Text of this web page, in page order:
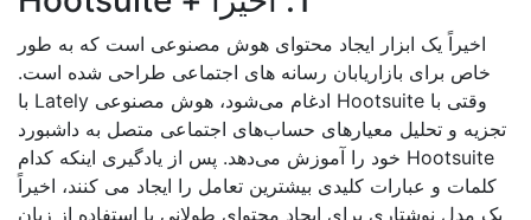
اخیراً یک ابزار ایجاد محتوای هوش مصنوعی است که به طور
خاص برای بازاریابان رسانه های اجتماعی طراحی شده است.
وقتی با Hootsuite ادغام می‌شود، هوش مصنوعی Lately با
و تحلیل معیارهای حساب‌های اجتماعی متصل به داشبورد
Hootsuite خود را آموزش می‌دهد. پس از یادگیری اینکه کدام
کلمات و عبارات کلیدی بیشترین تعامل را ایجاد می کنند، اخیراً
مدل نوشتاری برای ایجاد محتوای طولانی با استفاده از زبان